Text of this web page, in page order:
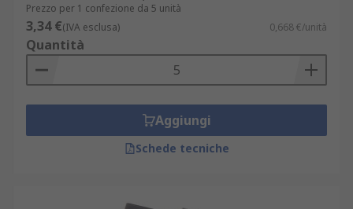
Prezzo per 1 confezione da 5 unità
3,34 €(IVA esclusa) 0,668 €/unità
Quantità
Aggiungi
Schede tecniche